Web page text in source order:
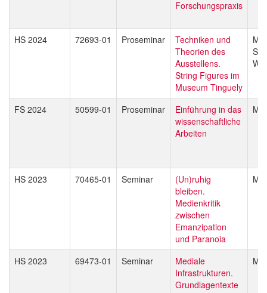
Forschungspraxis
HS 2024 72693-01 Proseminar
Techniken und
Theorien des
Ausstellens.
String Figures im
Museum Tinguely
FS 2024 50599-01 Proseminar
Einführung in das
wissenschaftliche
Arbeiten
HS 2023 70465-01 Seminar
(Un)ruhig
bleiben.
Medienkritik
zwischen
Emanzipation
und Paranoia
HS 2023 69473-01 Seminar
Mediale
Infrastrukturen.
Grundlagentexte